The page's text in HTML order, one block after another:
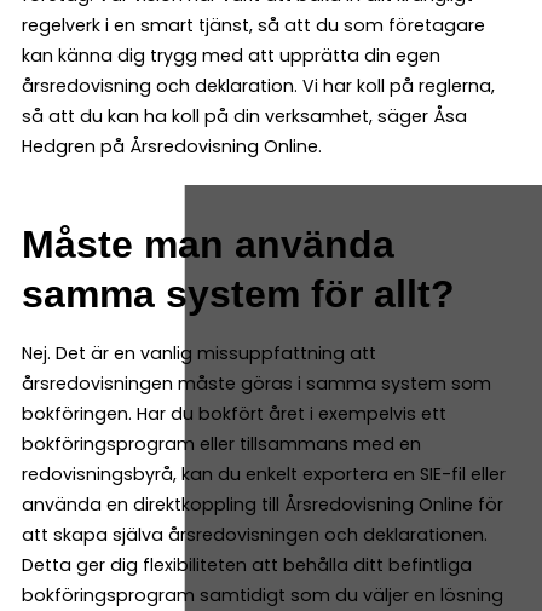
regelverk i en smart tjänst, så att du som företagare
kan känna dig trygg med att upprätta din egen
årsredovisning och deklaration. Vi har koll på reglerna,
så att du kan ha koll på din verksamhet, säger Åsa
Hedgren på Årsredovisning Online.
Måste man använda
samma system för allt?
Nej. Det är en vanlig missuppfattning att
årsredovisningen måste göras i samma system som
bokföringen. Har du bokfört året i exempelvis ett
bokföringsprogram eller tillsammans med en
redovisningsbyrå, kan du enkelt exportera en SIE-fil eller
använda en direktkoppling till Årsredovisning Online för
att skapa själva årsredovisningen och deklarationen.
Detta ger dig flexibiliteten att behålla ditt befintliga
bokföringsprogram samtidigt som du väljer en lösning